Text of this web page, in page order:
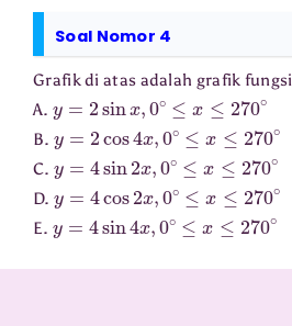
Soal Nomor 4
Grafik di atas adalah grafik fungsi
A. sinx ∘≤x ≤ 270∘
B. y cos , ∘≤x ≤ 270∘
C. y sin2 x, ∘≤ x≤ 270∘
D. y cos x, 0 ∘≤x≤ 270∘
E. y sin4 , ∘≤ x≤270∘